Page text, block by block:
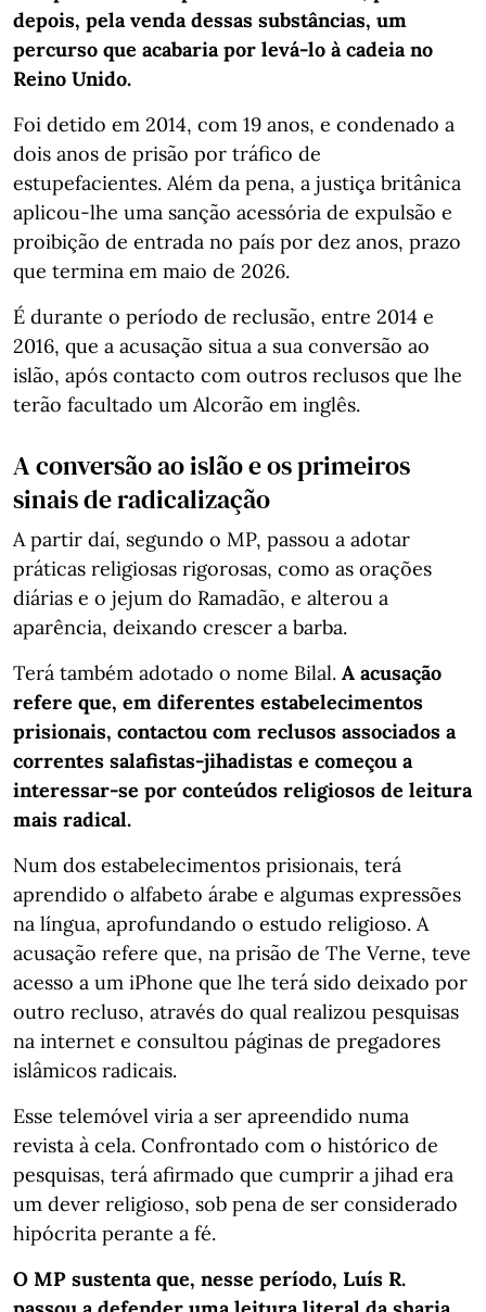
depois, pela venda dessas substâncias, um
percurso que acabaria por levá-lo à cadeia no
Reino Unido.
Foi detido em 2014, com 19 anos, e condenado a
dois anos de prisão por tráfico de
estupefacientes. Além da pena, a justiça britânica
aplicou-lhe uma sanção acessória de expulsão e
proibição de entrada no país por dez anos, prazo
que termina em maio de 2026.
É durante o período de reclusão, entre 2014 e
2016, que a acusação situa a sua conversão ao
islão, após contacto com outros reclusos que lhe
terão facultado um Alcorão em inglês.
A conversão ao islão e os primeiros
sinais de radicalização
A partir daí, segundo o MP, passou a adotar
práticas religiosas rigorosas, como as orações
diárias e o jejum do Ramadão, e alterou a
aparência, deixando crescer a barba.
Terá também adotado o nome Bilal. A acusação
refere que, em diferentes estabelecimentos
prisionais, contactou com reclusos associados a
correntes salafistas-jihadistas e começou a
interessar-se por conteúdos religiosos de leitura
mais radical.
Num dos estabelecimentos prisionais, terá
aprendido o alfabeto árabe e algumas expressões
na língua, aprofundando o estudo religioso. A
acusação refere que, na prisão de The Verne, teve
acesso a um iPhone que lhe terá sido deixado por
outro recluso, através do qual realizou pesquisas
na internet e consultou páginas de pregadores
islâmicos radicais.
Esse telemóvel viria a ser apreendido numa
revista à cela. Confrontado com o histórico de
pesquisas, terá afirmado que cumprir a jihad era
um dever religioso, sob pena de ser considerado
hipócrita perante a fé.
O MP sustenta que, nesse período, Luís R.